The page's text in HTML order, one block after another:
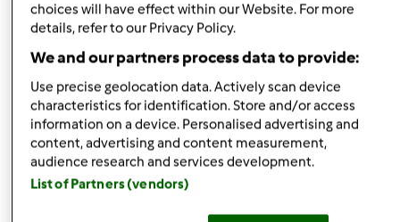
Accedio registratiper poter commentare
Anonimo (non verificato)
choices will have effect within our Website. For more
details, refer to our Privacy Policy.
We and our partners process data to provide:
Use precise geolocation data. Actively scan device
characteristics for identification. Store and/or access
information on a device. Personalised advertising and
content, advertising and content measurement,
audience research and services development.
List of Partners (vendors)